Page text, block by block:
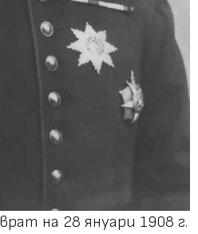
на 28 януари 1908 г.